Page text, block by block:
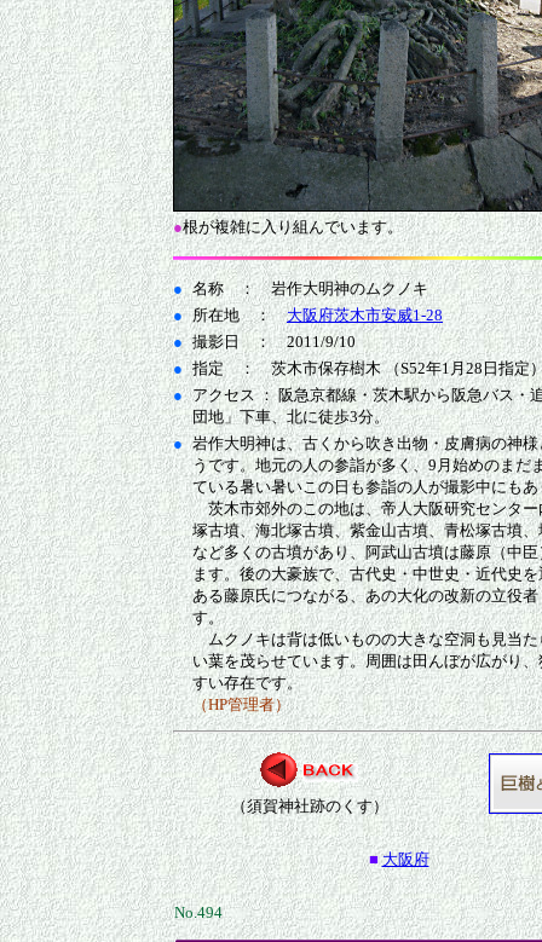
●根が複雑に入り組んでいます。
● 名称 ： 岩作大明神のムクノキ
● 所在地 ：大阪府茨木市安威1-28
● 撮影日 ： 2011/9/10
● 指定 ： 茨木市保存樹木 （S52年1月28日指定
● アクセス ： 阪急京都線・茨木駅から阪急バス・
団地」下車、北に徒歩3分。
● 岩作大明神は、古くから吹き出物・皮膚病の神
うです。地元の人の参詣が多く、9月始めのまだ
ている暑い暑いこの日も参詣の人が撮影中にも
茨木市郊外のこの地は、帝人大阪研究センター
塚古墳、海北塚古墳、紫金山古墳、青松塚古墳
など多くの古墳があり、阿武山古墳は藤原（中
ます。後の大豪族で、古代史・中世史・近代史
ある藤原氏につながる、あの大化の改新の立役
す。
ムクノキは背は低いものの大きな空洞も見当た
い葉を茂らせています。周囲は田んぼが広がり
すい存在です。
（HP管理者）
（須賀神社跡のくす）
■ 大阪府
No.494